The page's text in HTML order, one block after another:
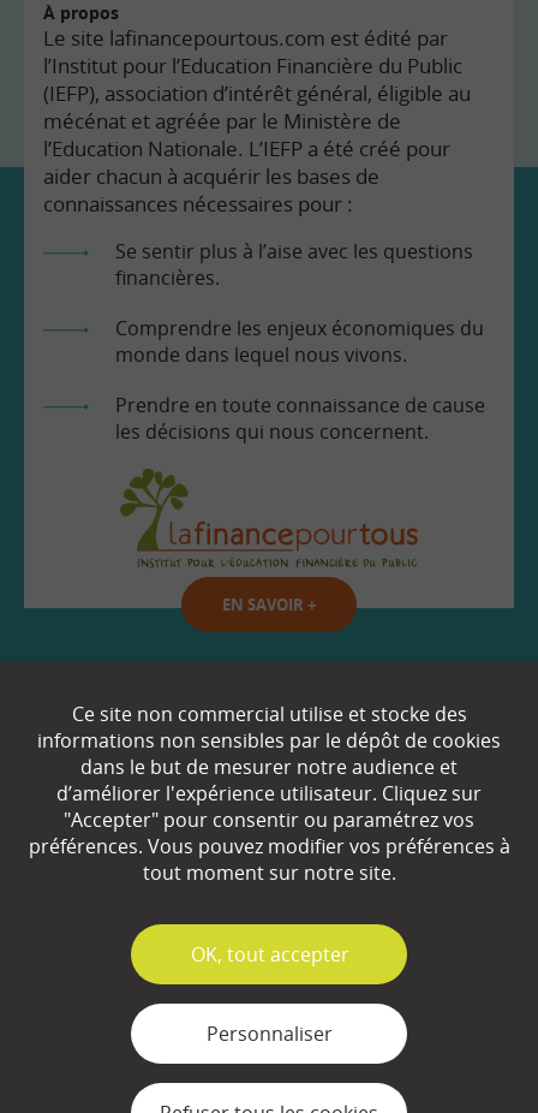
À propos
Le site lafinancepourtous.com est édité par
l’Institut pour l’Education Financière du Public
(IEFP), association d’intérêt général, éligible au
mécénat et agréée par le Ministère de
l’Education Nationale. L’IEFP a été créé pour
aider chacun à acquérir les bases de
connaissances nécessaires pour :
Se sentir plus à l’aise avec les questions
financières.
Comprendre les enjeux économiques du
monde dans lequel nous vivons.
Prendre en toute connaissance de cause
les décisions qui nous concernent.
EN SAVOIR +
Partenaires
Espace Presse
Plan du site
Mentions légales
Ce site non commercial utilise et stocke des
informations non sensibles par le dépôt de cookies
dans le but de mesurer notre audience et
d’améliorer l'expérience utilisateur. Cliquez sur
"Accepter" pour consentir ou paramétrez vos
préférences. Vous pouvez modifier vos préférences à
tout moment sur notre site.
✓
OK, tout accepter
Personnaliser